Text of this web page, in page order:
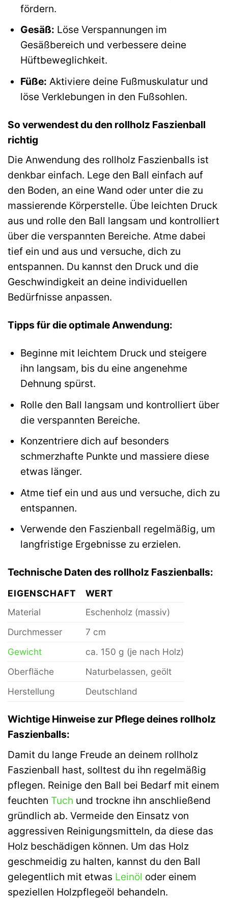
fördern.
Gesäß: Löse Verspannungen im
Gesäßbereich und verbessere deine
Hüftbeweglichkeit.
Füße: Aktiviere deine Fußmuskulatur und
löse Verklebungen in den Fußsohlen.
So verwendest du den rollholz Faszienball
richtig
Die Anwendung des rollholz Faszienballs ist
denkbar einfach. Lege den Ball einfach auf
den Boden, an eine Wand oder unter die zu
massierende Körperstelle. Übe leichten Druck
aus und rolle den Ball langsam und kontrolliert
über die verspannten Bereiche. Atme dabei
tief ein und aus und versuche, dich zu
entspannen. Du kannst den Druck und die
Geschwindigkeit an deine individuellen
Bedürfnisse anpassen.
Tipps für die optimale Anwendung:
Beginne mit leichtem Druck und steigere
ihn langsam, bis du eine angenehme
Dehnung spürst.
Rolle den Ball langsam und kontrolliert über
die verspannten Bereiche.
Konzentriere dich auf besonders
schmerzhafte Punkte und massiere diese
etwas länger.
Atme tief ein und aus und versuche, dich zu
entspannen.
Verwende den Faszienball regelmäßig, um
langfristige Ergebnisse zu erzielen.
Technische Daten des rollholz Faszienballs:
EIGENSCHAFT
WERT
Material
Eschenholz (massiv)
Durchmesser
7 cm
Gewicht
ca. 150 g (je nach Holz)
Oberfläche
Naturbelassen, geölt
Herstellung
Deutschland
Wichtige Hinweise zur Pflege deines rollholz
Faszienballs:
Damit du lange Freude an deinem rollholz
Faszienball hast, solltest du ihn regelmäßig
pflegen. Reinige den Ball bei Bedarf mit einem
feuchten Tuch und trockne ihn anschließend
gründlich ab. Vermeide den Einsatz von
aggressiven Reinigungsmitteln, da diese das
Holz beschädigen können. Um das Holz
geschmeidig zu halten, kannst du den Ball
gelegentlich mit etwas Leinöl oder einem
speziellen Holzpflegeöl behandeln.